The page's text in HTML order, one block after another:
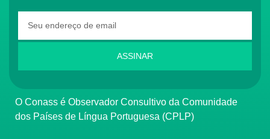
ASSINAR
O Conass é Observador Consultivo da Comunidade
dos Países de Língua Portuguesa (CPLP)